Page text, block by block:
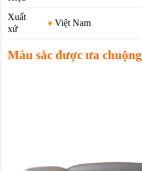
Xuất
xứ
♦Việt Nam
Màu sắc được ưa chuộng